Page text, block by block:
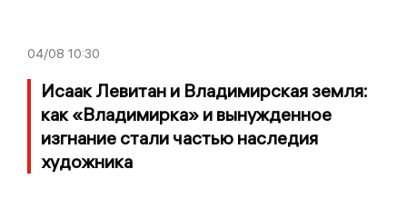
04/08 10:30
Исаак Левитан и Владимирская земля:
как «Владимирка» и вынужденное
изгнание стали частью наследия
художника